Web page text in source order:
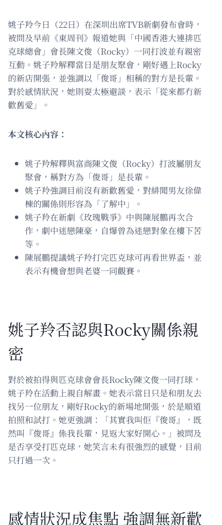
姚子羚今日（22日）在深圳出席TVB新劇發布會時，
被問及早前《東周刊》報道她與「中國香港大連排匹
克球總會」會長陳文俊（Rocky）一同打波並有親密
互動。姚子羚解釋當日是朋友聚會，剛好遇上Rocky
的新店開張，並強調以「俊哥」相稱的對方是長輩。
對於感情狀況，她則耍太極避談，表示「從來都冇新
歡舊愛」。
本文核心內容：
姚子羚解釋與富商陳文俊（Rocky）打波屬朋友
聚會，稱對方為「俊哥」是長輩。
姚子羚強調目前沒有新歡舊愛，對緋聞男友徐偉
棟的關係則形容為「了解中」。
姚子羚在新劇《玫瑰戰爭》中與陳展鵬再次合
作，劇中迷戀陳豪，自爆曾為迷戀對象在樓下苦
等。
陳展鵬提議姚子羚打完匹克球可再看世界盃，並
表示有機會想與老婆一同觀賽。
姚子羚否認與Rocky關係親
密
對於被拍得與匹克球會會長Rocky陳文俊一同打球，
姚子羚在活動上親自解畫。她表示當日只是和朋友去
找另一位朋友，剛好Rocky的新場地開張，於是順道
拍照和試打。她更強調：「其實我叫佢『俊哥』，既
然叫『俊哥』係我長輩，見返大家好開心。」被問及
是否享受打匹克球，她笑言未有很強烈的感覺，目前
只打過一次。
感情狀況成焦點 強調無新歡